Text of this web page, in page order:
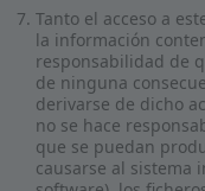
Tanto el acceso a
la información
responsabilidad de
de ninguna
derivarse de dicho
no se hace
que se puedan
causarse al sistema